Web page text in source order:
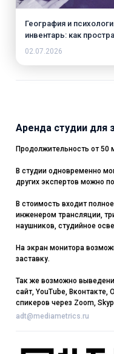
География и
инвентарь: как
02.07.2026
Аренда студии для
Продолжительность от 50
В студии одновременно
других экспертов можно
В стоимость входит
инженером трансляции,
наушников, студийное
На экран монитора
заставку.
Так же возможно
сайт, YouTube,
спикеров через Zoom,
adt@mediametrics.ru